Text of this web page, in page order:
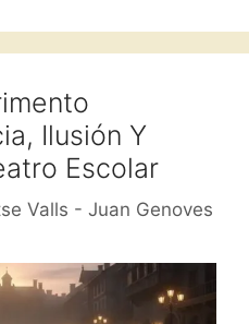
Ilusión Y
Escolar
Valls - Juan Genoves